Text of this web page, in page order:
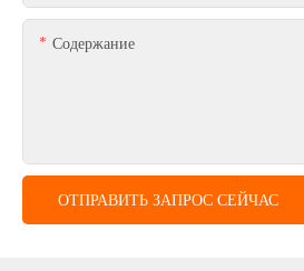
Содержание
ОТПРАВИТЬ ЗАПРОС СЕЙЧАС